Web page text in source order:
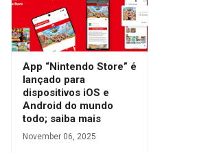
App “Nintendo Store” é
lançado para
dispositivos iOS e
Android do mundo
todo; saiba mais
November 06, 2025